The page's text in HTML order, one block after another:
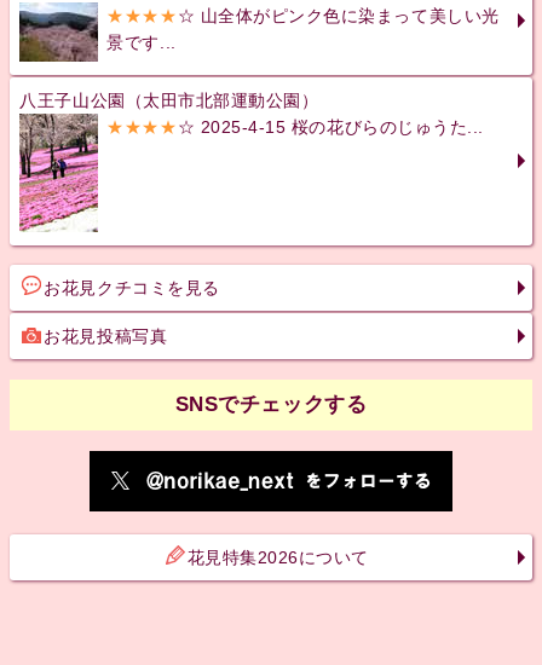
★★★★☆ 山全体がピンク色に染まって美しい光
景です...
八王子山公園（太田市北部運動公園）
★★★★☆ 2025-4-15 桜の花びらのじゅうた...
お花見クチコミを見る
お花見投稿写真
SNSでチェックする
花見特集2026について